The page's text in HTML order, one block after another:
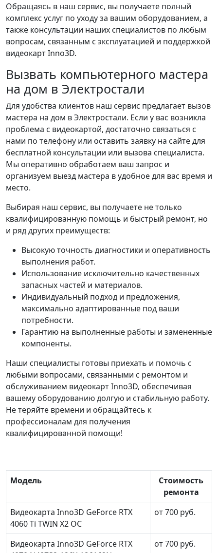
Обращаясь в наш сервис, вы получаете полный
комплекс услуг по уходу за вашим оборудованием, а
также консультации наших специалистов по любым
вопросам, связанным с эксплуатацией и поддержкой
видеокарт Inno3D.
Вызвать компьютерного мастера
на дом в Электростали
Для удобства клиентов наш сервис предлагает вызов
мастера на дом в Электростали. Если у вас возникла
проблема с видеокартой, достаточно связаться с
нами по телефону или оставить заявку на сайте для
бесплатной консультации или вызова специалиста.
Мы оперативно обработаем ваш запрос и
организуем выезд мастера в удобное для вас время и
место.
Выбирая наш сервис, вы получаете не только
квалифицированную помощь и быстрый ремонт, но
и ряд других преимуществ:
Высокую точность диагностики и оперативность
выполнения работ.
Использование исключительно качественных
запасных частей и материалов.
Индивидуальный подход и предложения,
максимально адаптированные под ваши
потребности.
Гарантию на выполненные работы и замененные
компоненты.
Наши специалисты готовы приехать и помочь с
любыми вопросами, связанными с ремонтом и
обслуживанием видеокарт Inno3D, обеспечивая
вашему оборудованию долгую и стабильную работу.
Не теряйте времени и обращайтесь к
профессионалам для получения
квалифицированной помощи!
Модель
Стоимость
ремонта
Видеокарта Inno3D GeForce RTX
4060 Ti TWIN X2 OC
от 700 руб.
Видеокарта Inno3D GeForce RTX
от 700 руб.